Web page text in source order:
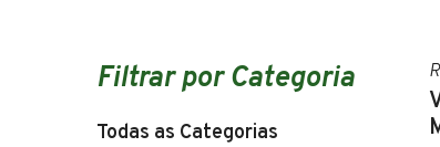
Filtrar por Categoria
Todas as Categorias